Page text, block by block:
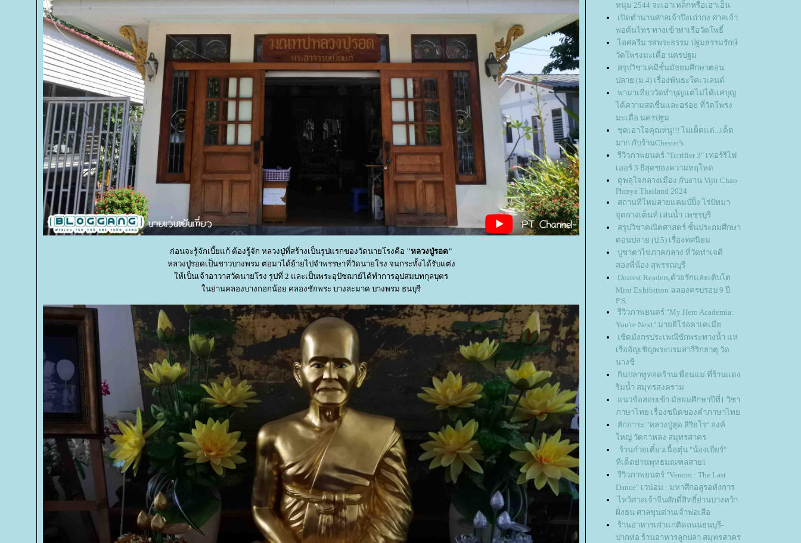
ก่อนจะรู้จักเบี้ยแก้ ต้องรู้จัก หลวงปู่ที่สร้างเป็นรูปแรกของวัดนายโรงคือ "หลวงปู่รอด"
หลวงปู่รอดเป็นชาวบางพรม ต่อมาได้ย้ายไปจำพรรษาที่วัดนายโรง จนกระทั้งได้รับแต่ง
ห้เป็นเจ้าอาวาสวัดนายโรง รูปที่ 2 และเป็นพระอุปัชฌาย์ได้ทำการอุปสมบทกุลบุตร
นย่านคลองบางกอกน้อย คลองชักพระ บางละมาด บางพรม ธนบุรี
หนุ่ม 2544 จะเอาเหล็กหรือเอาเอ็น
เปิดตำนานศาลเจ้าปึงเถ่ากง ศาลเจ้า
พ่อต้นไทร ทางเข้าท่าเรือวัดโพธิ์
ไอศครีม รสพระธรรม ปฐมธรรมรักษ์
วัดโพรงมะเดื่อ นครปฐม
สรุปวิชาเคมีชั้นมัธยมศึกษาตอน
ปลาย (ม.4) เรื่องพันธะโคเวเลนต์
พามาเที่ยววัดทำบุญแต่ไม่ได้แค่บุญ
ได้ความสดชื่นและอร่อย ที่วัดโพรง
มะเดื่อ นครปฐม
ชุดเอาใจคุณหนู!!! ไม่เผ็ดแต่...เด็ด
มาก กับร้านChester's
รีวิวภาพยนตร์ "Terrifier 3" เทอร์ริไฟ
เออร์ 3 ธีสุดของความหฤโหด
ดูพลุใจกลางเมือง กับงาน Vijit Chao
Phraya Thailand 2024
สถานที่ใหม่สายแคมป์ปิ้ง ไร่ปัทมา
จุดกางเต็นท์ เล่นน้ำ เพชรบุรี
สรุปวิชาคณิตศาสตร์ ชั้นประถมศึกษา
ตอนปลาย (ป.5) เรื่องทศนิยม
บูชาตาไข่ภาคกลาง ที่วัดท่าเจดี
สองพี่น้อง สุพรรณบุรี
Dearest Readers,ด้วยรักและเติบโต
Mini Exhibition ฉลองครบรอบ 9 ปี
P.S.
รีวิวภาพยนตร์ "My Hero Academia:
You're Next" มายฮีโร่อคาเดเมี
เชิดมังกรประเพณีชักพระทางน้ำ แห่
เรืออัญเชิญพระบรมสารีริกธาตุ วัด
นางชี
กินปลาทูทอดร้านเพื่อนแม่ ที่ร้านแดง
ริมน้ำ สมุทรสงคราม
นวข้อสอบเข้า มัธยมศึกษาปีที่1 วิชา
ภาษาไทย เรื่องชนิดของคำภาษาไท
สักการะ "หลวงปู่สุด สิริธโร" องค์
หญ่ วัดกาหลง สมุทรสาคร
ร้านก๋วยเตี๋ยวเนื้อตุ๋น "น้องเบียร์"
ทีเด็ดย่านพุทธมณฑลสาย1
รีวิวภาพยนตร์ "Venom : The Last
Dance" เวน่อม : มหาศึกอสูรอหังการ
ไหว้ศาลเจ้าจีนศักดิ์สิทธิ์ย่านบางหว้า
ฝั่งธน ศาลขุนด่านเจ้าพ่อเสือ
ร้านอาหารเก่าแก่ติดถนนธนบุรี-
ปากท่อ ร้านอาหารลูกปลา สมุทรสาคร